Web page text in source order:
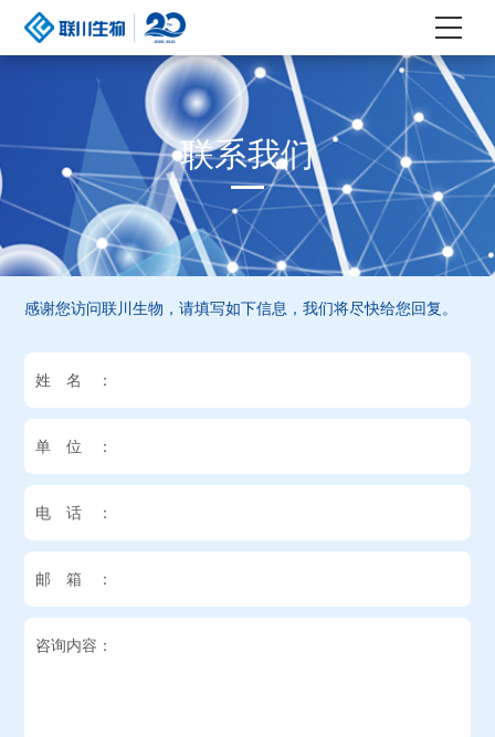
联系我们
感谢您访问联川生物，请填写如下信息，我们将尽快给您回复。
姓名：
单位：
电话：
邮箱：
咨询内容：